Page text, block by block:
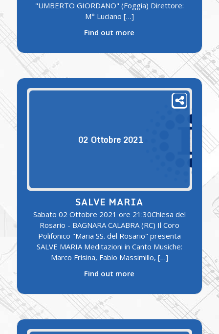
"UMBERTO GIORDANO" (Foggia) Direttore:
M° Luciano […]
Find out more
02 Ottobre 2021
SALVE MARIA
Sabato 02 Ottobre 2021 ore 21:30Chiesa del
Rosario - BAGNARA CALABRA (RC) Il Coro
Polifonico "Maria SS. del Rosario" presenta
SALVE MARIA Meditazioni in Canto Musiche:
Marco Frisina, Fabio Massimillo, […]
Find out more